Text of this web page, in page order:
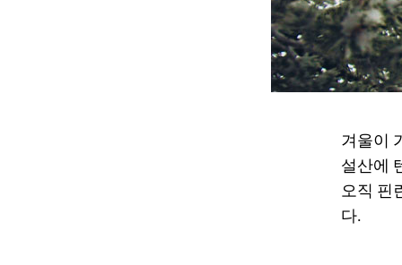
겨울이
설산에
오직 핀
다.